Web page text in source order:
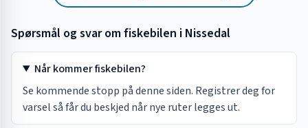
Spørsmål og svar om fiskebilen i Nissedal
Når kommer fiskebilen?
Se kommende stopp på denne siden. Registrer deg for
varsel så får du beskjed når nye ruter legges ut.